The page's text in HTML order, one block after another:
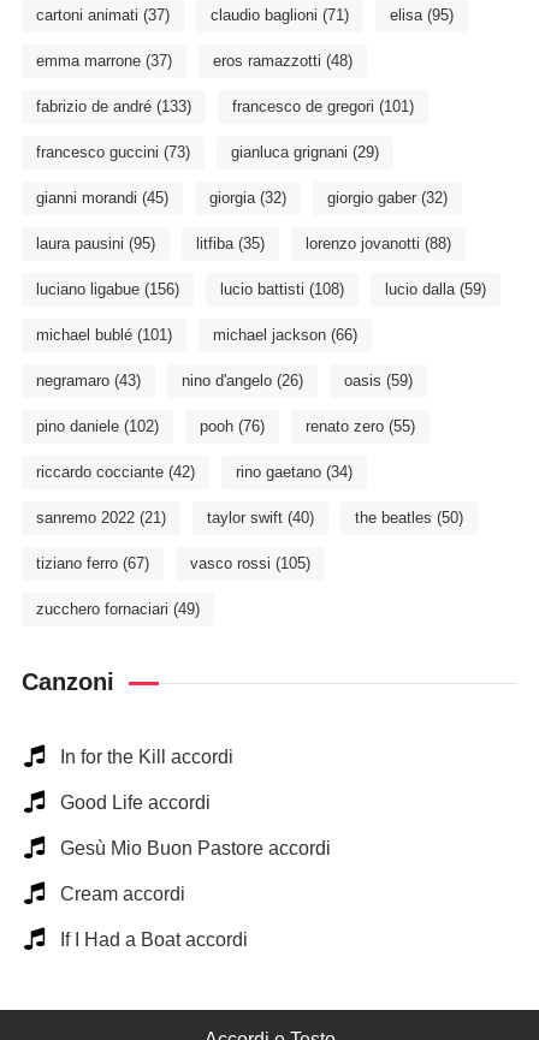
cartoni animati (37) claudio baglioni (71) elisa(95)
emma marrone(37) eros ramazzotti (48)
fabrizio de andré(133) francesco de gregori (101)
francesco guccini (73) gianluca grignani (29)
gianni morandi (45) giorgia(32) giorgio gaber(32)
laura pausini (95) litfiba(35) lorenzo jovanotti (88)
luciano ligabue(156) lucio battisti (108) lucio dalla(59)
michael bublé(101) michael jackson(66)
negramaro(43) nino d'angelo(26) oasis (59)
pino daniele(102) pooh(76) renato zero(55)
riccardo cocciante(42) rino gaetano(34)
sanremo 2022(21) taylor swift(40) the beatles (50)
tiziano ferro(67) vasco rossi (105)
zucchero fornaciari (49)
Canzoni
In for the Kill accordi
Good Life accordi
Gesù Mio Buon Pastore accordi
Cream accordi
If I Had a Boat accordi